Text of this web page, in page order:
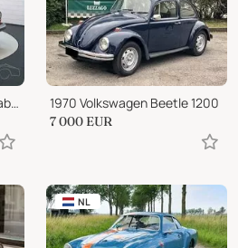
1972 Volkswagen Beetle Cabriolet 1970 Volkswagen Beetle 1200
7 000 EUR
NL